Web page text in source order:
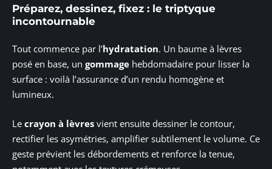
Préparez, dessinez, fixez : le triptyque
incontournable
Tout commence par l’hydratation. Un baume à lèvres
posé en base, un gommage hebdomadaire pour lisser la
surface : voilà l’assurance d’un rendu homogène et
lumineux.
Le crayon à lèvres vient ensuite dessiner le contour,
rectifier les asymétries, amplifier subtilement le volume. Ce
geste prévient les débordements et renforce la tenue,